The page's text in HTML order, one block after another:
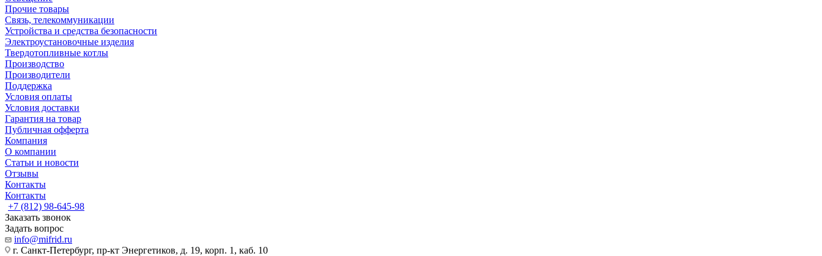
Прочие товары
Связь, телекоммуникации
Устройства и средства безопасности
Электроустановочные изделия
Твердотопливные котлы
Производство
Производители
Поддержка
Условия оплаты
Условия доставки
Гарантия на товар
Публичная офферта
Компания
О компании
Статьи и новости
Отзывы
Контакты
Контакты
+7 (812) 98-645-98
Заказать звонок
Задать вопрос
info@mifrid.ru
г. Санкт-Петербург, пр-кт Энергетиков, д. 19, корп. 1, каб. 10